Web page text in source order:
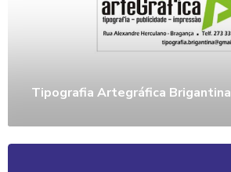
Tipografia Artegráfica Brigantina